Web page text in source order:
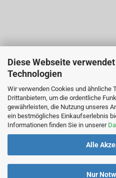
Diese Webseite
Technologien
Wir verwenden Cookies und ähnliche
Drittanbietern, um die ordentliche
gewährleisten, die Nutzung unseres
ein bestmögliches Einkaufserlebnis
Informationen finden Sie in unserer
Alle
Nur